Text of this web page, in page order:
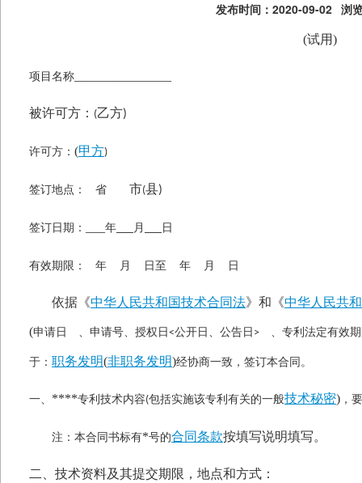
发布时间：2020-09-02 浏
(试用)
项目名称
被许可方： (乙方)
许可方： (甲方)
签订地点： 省 市(县)
签订日期： 年 月 日
有效期限： 年 月 日至 年 月 日
依据《中华人民共和国技术合同法》和《中华人民共
(申请日 、申请号、授权日 <公开日、公告日 > 、专利法定有效
于： 职务发明(非职务发明)经协商一致，签订本合同。
一、 ****专利技术内容(包括实施该专利有关的一般技术秘密) ，
注：本合同书标有*号的合同条款按填写说明填写。
二、技术资料及其提交期限，地点和方式：